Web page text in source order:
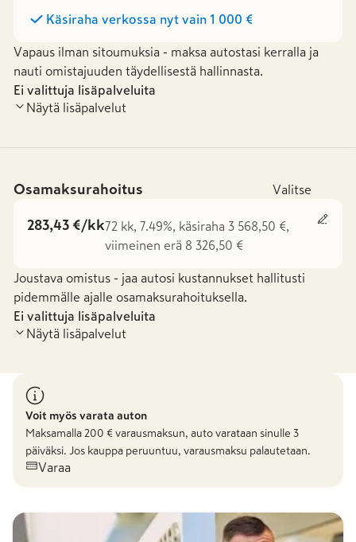
Käsiraha verkossa nyt vain 1 000 €
Vapaus ilman sitoumuksia - maksa autostasi kerralla ja
nauti omistajuuden täydellisestä hallinnasta.
Ei valittuja lisäpalveluita
Näytä lisäpalvelut
Osamaksurahoitus Valitse
283,43 €/kk72 kk, 7.49%, käsiraha 3 568,50 €,
viimeinen erä 8 326,50 €
Joustava omistus - jaa autosi kustannukset hallitusti
pidemmälle ajalle osamaksurahoituksella.
Ei valittuja lisäpalveluita
Näytä lisäpalvelut
Voit myös varata auton
Maksamalla 200 € varausmaksun, auto varataan sinulle 3
päiväksi. Jos kauppa peruuntuu, varausmaksu palautetaan.
Varaa